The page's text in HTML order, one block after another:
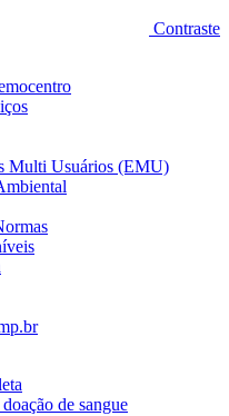
Contraste
Multi Usuários (EMU)
de sangue